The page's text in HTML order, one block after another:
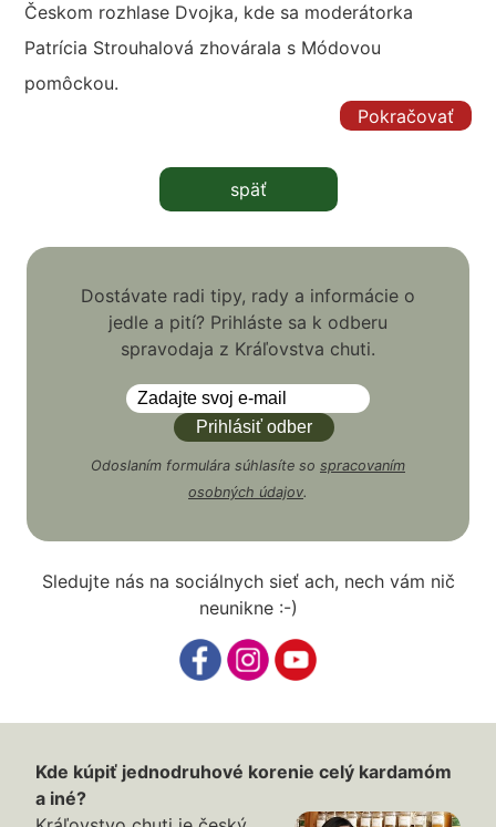
Českom rozhlase Dvojka, kde sa moderátorka
Patrícia Strouhalová zhovárala s Módovou
pomôckou.
Pokračovať
späť
Dostávate radi tipy, rady a informácie o
jedle a pití? Prihláste sa k odberu
spravodaja z Kráľovstva chuti.
Odoslaním formulára súhlasíte so spracovaním
osobných údajov.
Sledujte nás na sociálnych sieť ach, nech vám nič
neunikne :-)
Kde kúpiť jednodruhové korenie celý kardamóm
a iné?